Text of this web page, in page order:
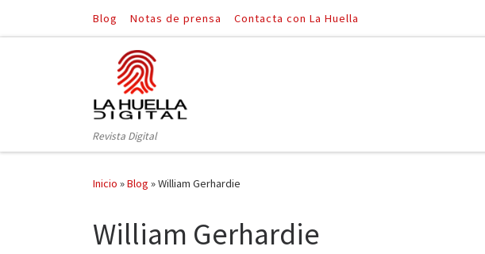
Saltar al contenido
Blog Notas de prensa Contacta con La Huella
Revista Digital
Inicio »Blog »William Gerhardie
William Gerhardie